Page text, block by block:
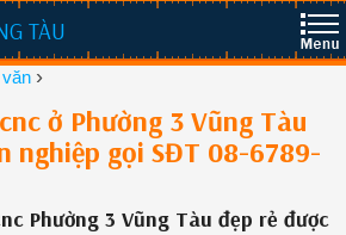
TÀU
›
ở Phường 3 Vũng Tàu
nghiệp gọi SĐT 08-6789-
Phường 3 Vũng Tàu đẹp rẻ được